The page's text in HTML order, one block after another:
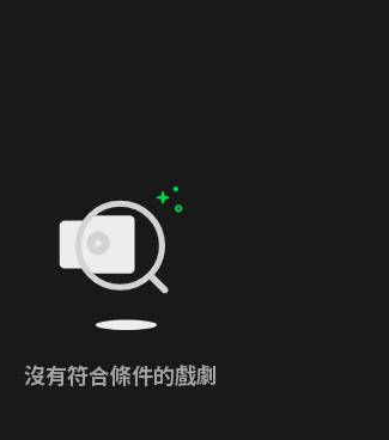
沒有符合條件的戲劇